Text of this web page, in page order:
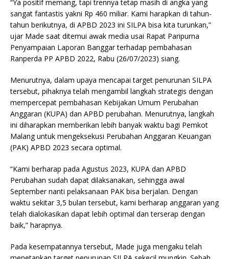
“Ya positif memang, tapi trennya tetap masih di angka yang
sangat fantastis yakni Rp 460 miliar. Kami harapkan di tahun-
tahun berikutnya, di APBD 2023 ini SILPA bisa kita turunkan,”
ujar Made saat ditemui awak media usai Rapat Paripurna
Penyampaian Laporan Banggar terhadap pembahasan
Ranperda PP APBD 2022, Rabu (26/07/2023) siang.
Menurutnya, dalam upaya mencapai target penurunan SILPA
tersebut, pihaknya telah mengambil langkah strategis dengan
mempercepat pembahasan Kebijakan Umum Perubahan
Anggaran (KUPA) dan APBD perubahan. Menurutnya, langkah
ini diharapkan memberikan lebih banyak waktu bagi Pemkot
Malang untuk mengeksekusi Perubahan Anggaran Keuangan
(PAK) APBD 2023 secara optimal.
“Kami berharap pada Agustus 2023, KUPA dan APBD
Perubahan sudah dapat dilaksanakan, sehingga awal
September nanti pelaksanaan PAK bisa berjalan. Dengan
waktu sekitar 3,5 bulan tersebut, kami berharap anggaran yang
telah dialokasikan dapat lebih optimal dan terserap dengan
baik,” harapnya.
Pada kesempatannya tersebut, Made juga mengaku telah